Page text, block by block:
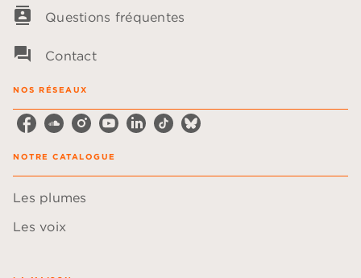
contacts Questions fréquentes
question_answer Contact
NOS RÉSEAUX
NOTRE CATALOGUE
Les plumes
Les voix